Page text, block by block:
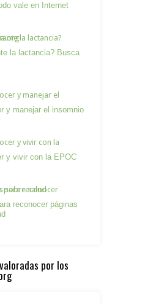
vale en Internet
la lactancia? Busca
y manejar el insomnio
y vivir con la EPOC
reconocer páginas
por los